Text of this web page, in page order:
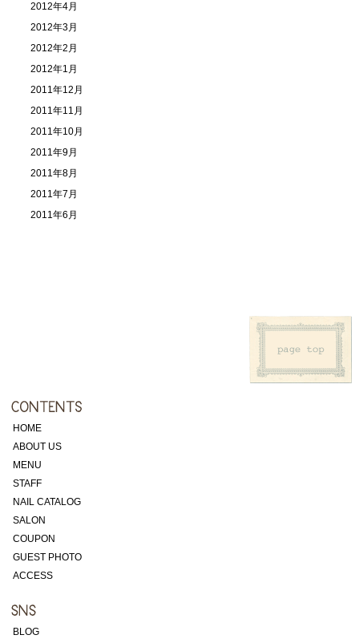
2012年4月
2012年3月
2012年2月
2012年1月
2011年12月
2011年11月
2011年10月
2011年9月
2011年8月
2011年7月
2011年6月
HOME
ABOUT US
MENU
STAFF
NAIL CATALOG
SALON
COUPON
GUEST PHOTO
ACCESS
BLOG